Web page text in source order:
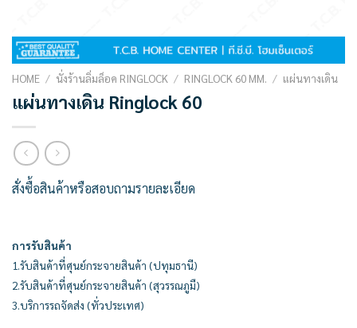
HOME / นั่งร้านลิ่มล็อค RINGLOCK / RINGLOCK 60 MM. / แผ่นทางเดิน
แผ่นทางเดิน Ringlock 60
สั่งซื้อสินค้าหรือสอบถามรายละเอียด
การรับสินค้า
1.รับสินค้าที่ศุนย์กระจายสินค้า (ปทุมธานี)
2.รับสินค้าที่ศุนย์กระจายสินค้า (สุวรรณภูมื)
3.บริการรถจัดส่ง (ทั่วประเทศ)